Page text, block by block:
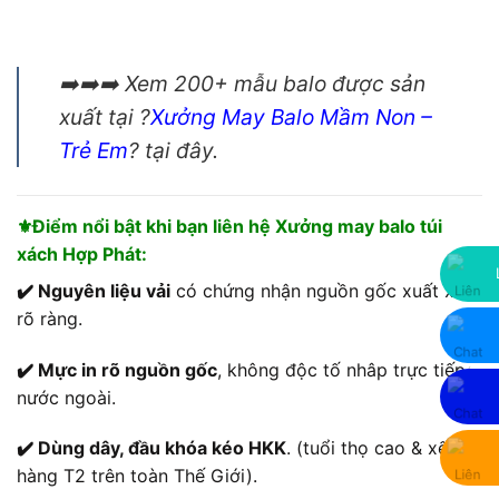
➡️➡️➡️ Xem 200+ mẫu balo được sản
xuất tại ?Xưởng May Balo Mầm Non –
Trẻ Em? tại đây.
⚜️Điểm nổi bật khi bạn liên hệ Xưởng may balo túi
xách Hợp Phát:
✔️ Nguyên liệu vải có chứng nhận nguồn gốc xuất xứ
rõ ràng.
✔️ Mực in rõ nguồn gốc, không độc tố nhâp trực tiếp
nước ngoài.
✔️ Dùng dây, đầu khóa kéo HKK. (tuổi thọ cao & xếp
hàng T2 trên toàn Thế Giới).